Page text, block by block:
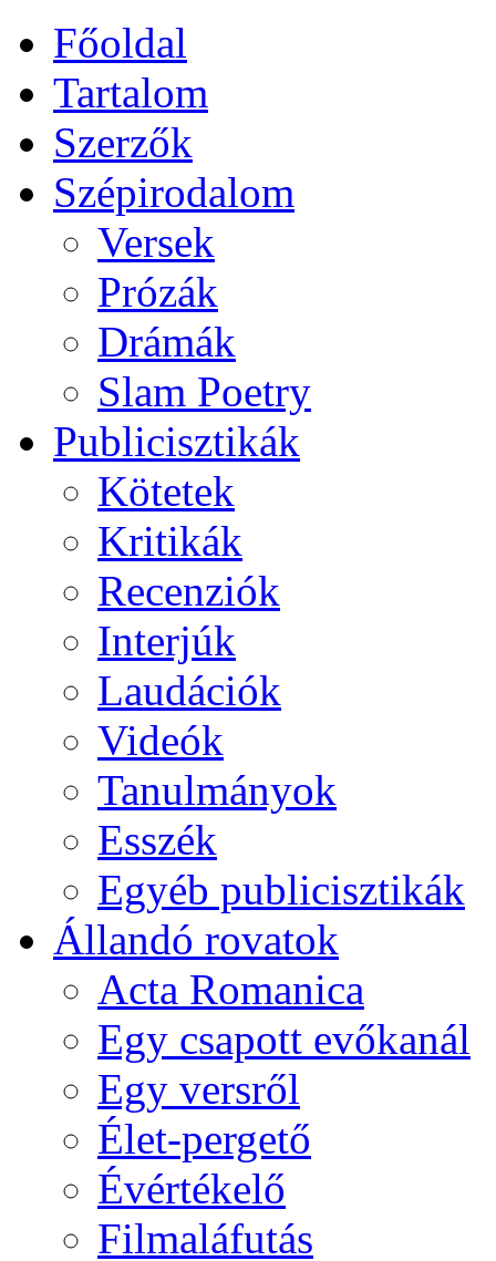
Főoldal
Tartalom
Szerzők
Szépirodalom
Versek
Prózák
Drámák
Slam Poetry
Publicisztikák
Kötetek
Kritikák
Recenziók
Interjúk
Laudációk
Videók
Tanulmányok
Esszék
Egyéb publicisztikák
Állandó rovatok
Acta Romanica
Egy csapott evőkanál
Egy versről
Élet-pergető
Évértékelő
Filmaláfutás